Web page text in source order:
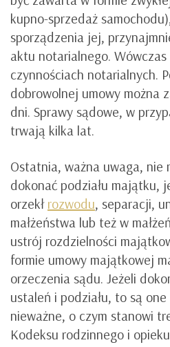
kupno-sprzedaż
sporządzenia jej,
aktu notarialnego.
czynnościach notarialnych.
dobrowolnej umowy można
dni. Sprawy sądowe, w
trwają kilka lat.
Ostatnia, ważna uwaga, nie
dokonać podziału majątku,
orzekł rozwodu, separacji,
małżeństwa lub też w
ustrój rozdzielności
formie umowy majątkowej
orzeczenia sądu. Jeżeli
ustaleń i podziału, to są
nieważne, o czym stanowi
Kodeksu rodzinnego i